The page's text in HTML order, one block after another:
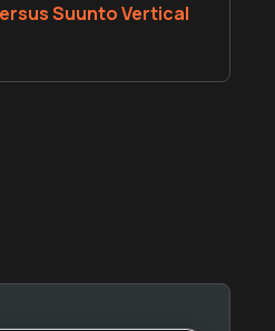
Suunto Vertical